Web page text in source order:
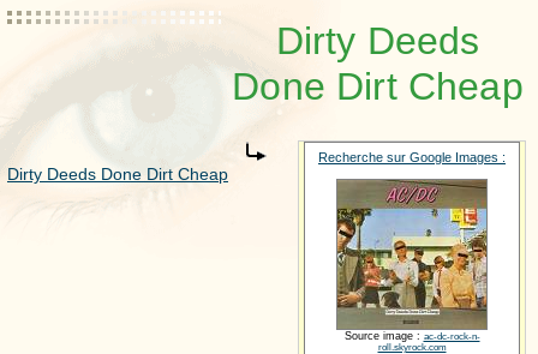
Dirty Deeds
Done Dirt Cheap
Recherche sur Google Images :
Source image : ac-dc-rock-n-
roll.skyrock.com
Dirty Deeds Done Dirt Cheap